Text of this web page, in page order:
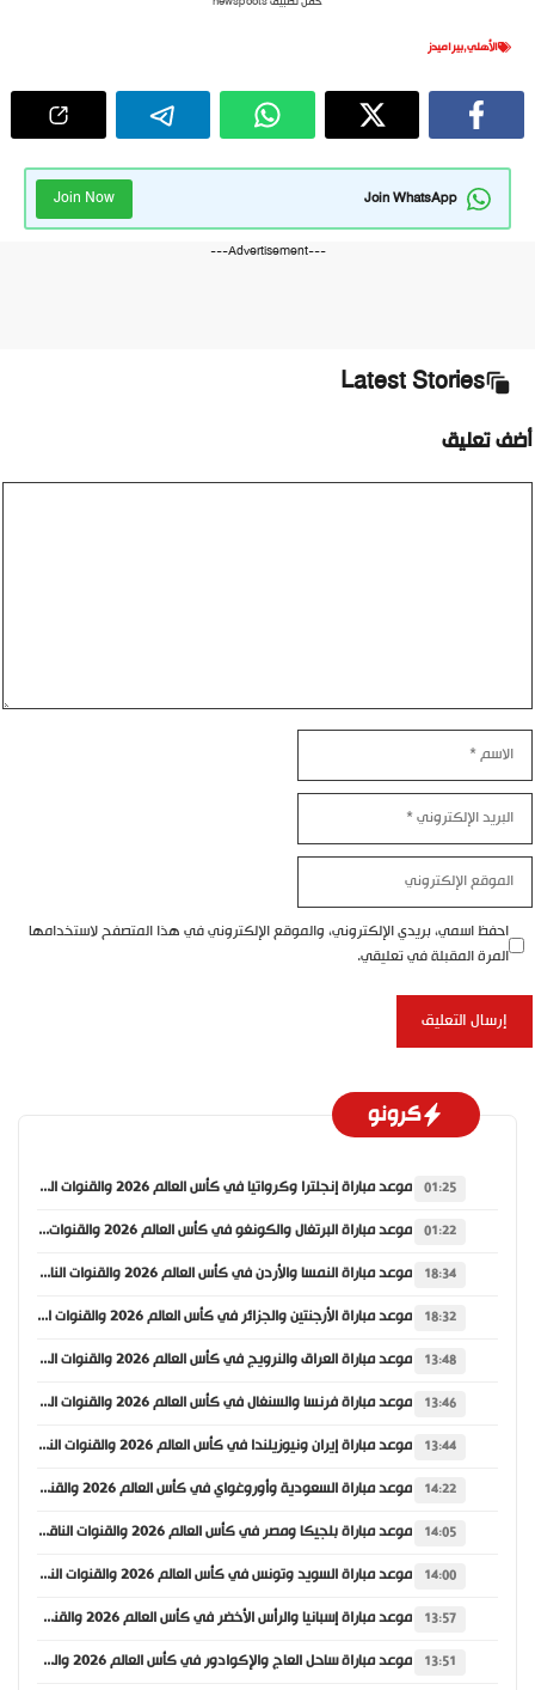
الأهلي,بيراميدز
Join WhatsApp
Join Now
---Advertisement---
Latest Stories
أضف تعليق
الإلكتروني
الإلكتروني
احفظ اسمي، بريدي الإلكتروني، والموقع الإلكتروني في هذا المتصفح لاستخدامها
المرة المقبلة في تعليقي.
كرونو
01:25 موعد مباراة إنجلترا وكرواتيا في كأس العالم 2026 والقنوات الناقلة
01:22 موعد مباراة البرتغال والكونغو في كأس العالم 2026 والقنوات الناقلة
18:34 موعد مباراة النمسا والأردن في كأس العالم 2026 والقنوات الناقلة
18:32 موعد مباراة الأرجنتين والجزائر في كأس العالم 2026 والقنوات الناقلة
13:48 موعد مباراة العراق والنرويج في كأس العالم 2026 والقنوات الناقلة
13:46 موعد مباراة فرنسا والسنغال في كأس العالم 2026 والقنوات الناقلة
13:44 موعد مباراة إيران ونيوزيلندا في كأس العالم 2026 والقنوات الناقلة
14:22 موعد مباراة السعودية وأوروغواي في كأس العالم 2026 والقنوات الناقلة
14:05 موعد مباراة بلجيكا ومصر في كأس العالم 2026 والقنوات الناقلة
14:00 موعد مباراة السويد وتونس في كأس العالم 2026 والقنوات الناقلة
13:57 موعد مباراة إسبانيا والرأس الأخضر في كأس العالم 2026 والقنوات الناقلة
13:51 موعد مباراة ساحل العاج والإكوادور في كأس العالم 2026 والقنوات الناقلة